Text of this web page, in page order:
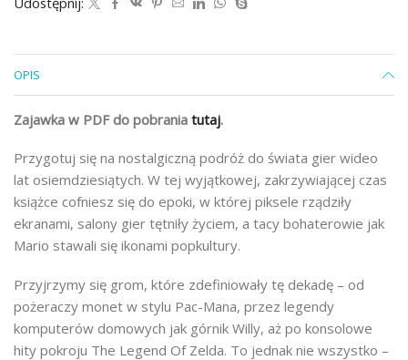
OPIS
Zajawka w PDF do pobrania tutaj.
Przygotuj się na nostalgiczną podróż do świata gier wideo
lat osiemdziesiątych. W tej wyjątkowej, zakrzywiającej czas
książce cofniesz się do epoki, w której piksele rządziły
ekranami, salony gier tętniły życiem, a tacy bohaterowie jak
Mario stawali się ikonami popkultury.
Przyjrzymy się grom, które zdefiniowały tę dekadę – od
pożeraczy monet w stylu Pac-Mana, przez legendy
komputerów domowych jak górnik Willy, aż po konsolowe
hity pokroju The Legend Of Zelda. To jednak nie wszystko –